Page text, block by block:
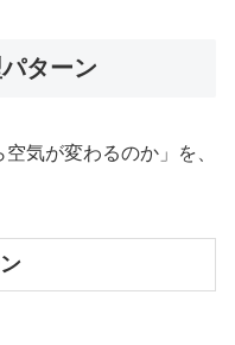
ターン
気が変わるのか」を、